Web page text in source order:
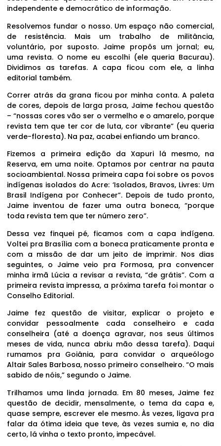
independente e democrático de informação.
Resolvemos fundar o nosso. Um espaço não comercial,
de resistência. Mais um trabalho de militância,
voluntário, por suposto. Jaime propôs um jornal; eu,
uma revista. O nome eu escolhi (ele queria Bacurau).
Dividimos as tarefas. A capa ficou com ele, a linha
editorial também.
Correr atrás da grana ficou por minha conta. A paleta
de cores, depois de larga prosa, Jaime fechou questão
– “nossas cores vão ser o vermelho e o amarelo, porque
revista tem que ter cor de luta, cor vibrante” (eu queria
verde-floresta). Na paz, acabei enfiando um branco.
Fizemos a primeira edição da Xapuri lá mesmo, na
Reserva, em uma noite. Optamos por centrar na pauta
socioambiental. Nossa primeira capa foi sobre os povos
indígenas isolados do Acre: ‘Isolados, Bravos, Livres: Um
Brasil Indígena por Conhecer”. Depois de tudo pronto,
Jaime inventou de fazer uma outra boneca, “porque
toda revista tem que ter número zero”.
Dessa vez finquei pé, ficamos com a capa indígena.
Voltei pra Brasília com a boneca praticamente pronta e
com a missão de dar um jeito de imprimir. Nos dias
seguintes, o Jaime veio pra Formosa, pra convencer
minha irmã Lúcia a revisar a revista, “de grátis”. Com a
primeira revista impressa, a próxima tarefa foi montar o
Conselho Editorial.
Jaime fez questão de visitar, explicar o projeto e
convidar pessoalmente cada conselheiro e cada
conselheira (até a doença agravar, nos seus últimos
meses de vida, nunca abriu mão dessa tarefa). Daqui
rumamos pra Goiânia, para convidar o arqueólogo
Altair Sales Barbosa, nosso primeiro conselheiro. “O mais
sabido de nóis,” segundo o Jaime.
Trilhamos uma linda jornada. Em 80 meses, Jaime fez
questão de decidir, mensalmente, o tema da capa e,
quase sempre, escrever ele mesmo. Às vezes, ligava pra
falar da ótima ideia que teve, às vezes sumia e, no dia
certo, lá vinha o texto pronto, impecável.